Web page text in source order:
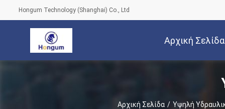
Hongum Technology (Shanghai) Co., Ltd
Αρχική Σελίδα
Αρχική Σελίδα / Υψηλή